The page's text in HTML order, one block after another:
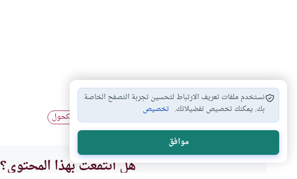
حكم الكحول في… العطور في الصلاة أدوات التجميل والكحول
هل انتفعت بهذا المحتوى؟
نستخدم ملفات تعريف الارتباط لتحسين تجربة التصفح الخاصة
بك. يمكنك تخصيص تفضيلاتك. تخصيص
موافق